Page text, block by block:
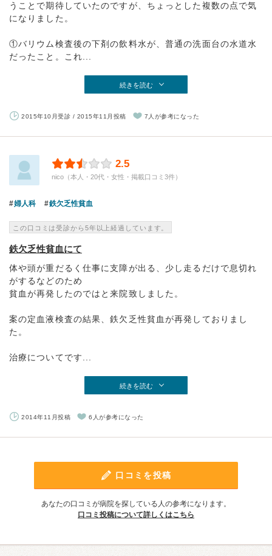
うことで期待していたのですが、ちょっとした複数の点で気
になりました。
①バリウム検査後の下剤の飲料水が、普通の洗面台の水道水
だったこと。これ...
続きを読む
2015年10月受診 / 2015年11月投稿 7人が参考になった
2.5
nico（本人・20代・女性・掲載口コミ3件）
婦人科 鉄欠乏性貧血
この口コミは受診から5年以上経過しています。
鉄欠乏性貧血にて
体や頭が重だるく仕事に支障が出る、少し走るだけで息切れ
がするなどのため
貧血が再発したのではと来院致しました。
案の定血液検査の結果、鉄欠乏性貧血が再発しておりまし
た。
治療についてです...
続きを読む
2014年11月投稿 6人が参考になった
口コミを投稿
あなたの口コミが病院を探している人の参考になります。
口コミ投稿について詳しくはこちら